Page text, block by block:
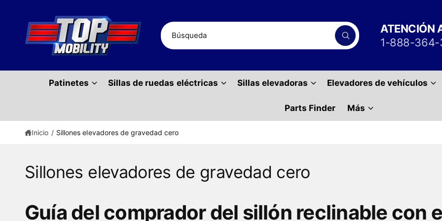
e
B
u
c
a
n
s
r
B
ú
d
ATENCIÓN
1-888-364-
Patinetes Sillas de ruedas eléctricas Sillas elevadoras Elevadores de vehículos
Parts Finder Más
Inicio / Sillones elevadores de gravedad cero
Sillones elevadores de gravedad cero
Guía del comprador del sillón reclinable con